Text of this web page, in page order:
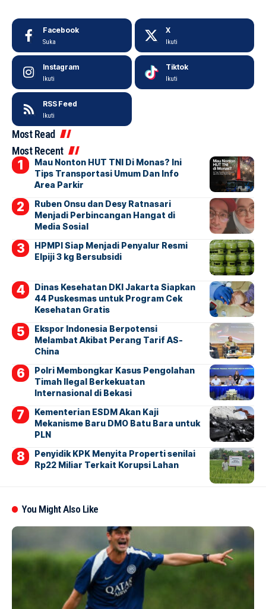
Facebook
Suka
X
Ikuti
Instagram
Ikuti
Tiktok
Ikuti
RSS Feed
Ikuti
Most Read
Most Recent
Mau Nonton HUT TNI Di Monas? Ini
Tips Transportasi Umum Dan Info
Area Parkir
Ruben Onsu dan Desy Ratnasari
Menjadi Perbincangan Hangat di
Media Sosial
HPMPI Siap Menjadi Penyalur Resmi
Elpiji 3 kg Bersubsidi
Dinas Kesehatan DKI Jakarta Siapkan
44 Puskesmas untuk Program Cek
Kesehatan Gratis
Ekspor Indonesia Berpotensi
Melambat Akibat Perang Tarif AS-
China
Polri Membongkar Kasus Pengolahan
Timah Ilegal Berkekuatan
Internasional di Bekasi
Kementerian ESDM Akan Kaji
Mekanisme Baru DMO Batu Bara untuk
PLN
Penyidik KPK Menyita Properti senilai
Rp22 Miliar Terkait Korupsi Lahan
You Might Also Like